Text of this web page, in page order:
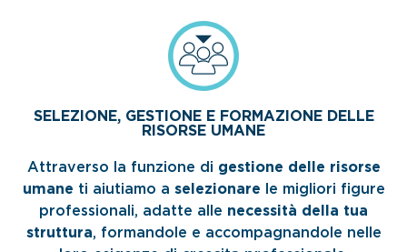
SELEZIONE, GESTIONE E FORMAZIONE DELLE
RISORSE UMANE
Attraverso la funzione di gestione delle risorse
umane ti aiutiamo a selezionare le migliori figure
professionali, adatte alle necessità della tua
struttura, formandole e accompagnandole nelle